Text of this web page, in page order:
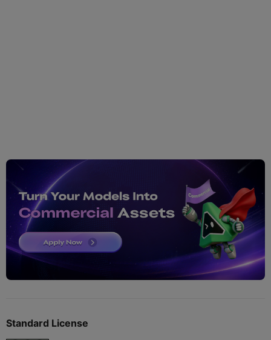
Standard License